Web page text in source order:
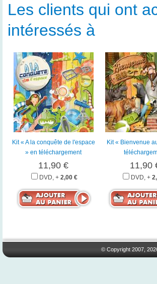
Les clients qui ont
intéressés à
Kit « A la conquête de l'espace
» en téléchargement
11,90 €
DVD, + 2,00 €
Kit « Bienvenue
11,90
DVD, +
© Copyright 2007,